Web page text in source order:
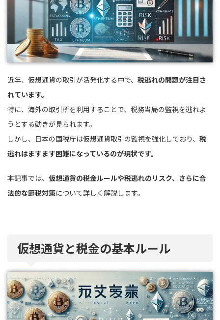
近年、仮想通貨の取引が活発化する中で、 税逃れの問題が注目さ
れています。
特に、海外の取引所を利用することで、税務当局の監視を逃れよ
うとする動きが見られます。
しかし、日本の国税庁は仮想通貨取引の監視を強化しており、 税
逃れはますます困難になっているのが現状です。
本記事では、 仮想通貨の税金ルールや税逃れのリスク、さらに合
法的な節税対策について詳しく解説します。
仮想通貨と税金の基本ルール